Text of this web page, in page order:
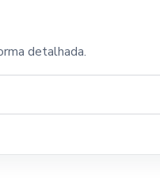
detalhada.